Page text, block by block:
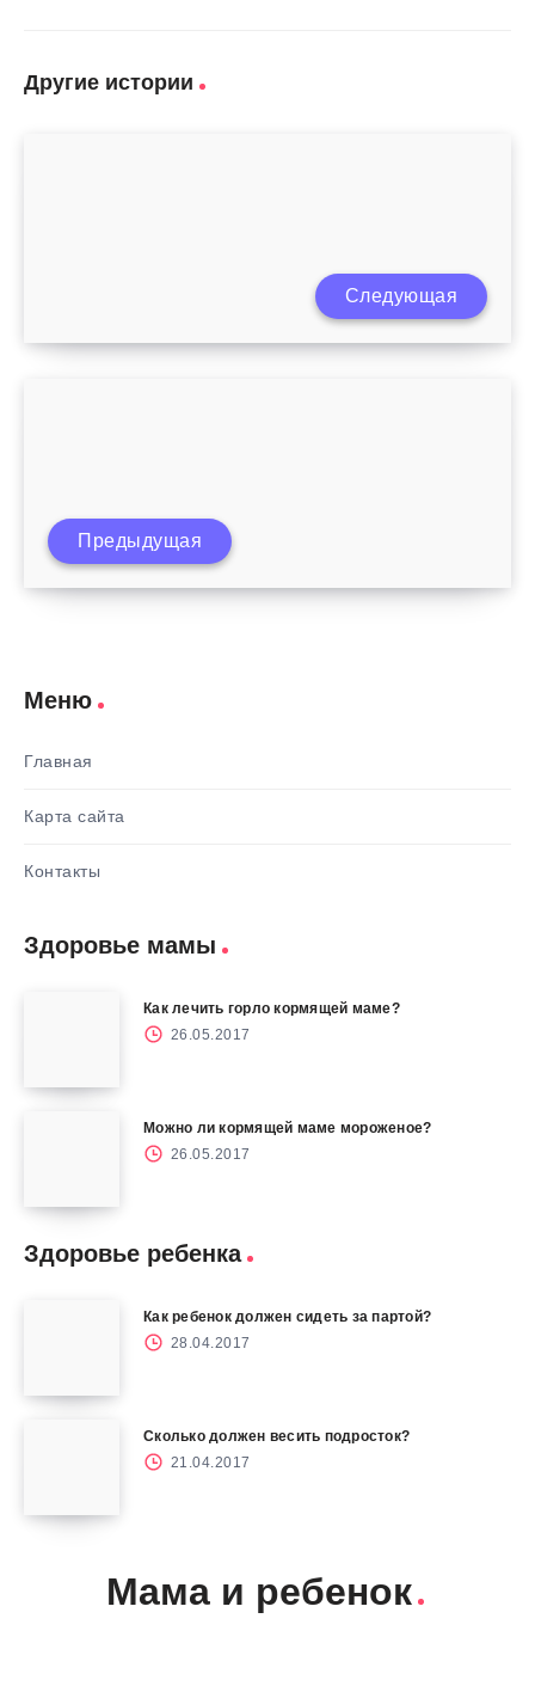
Другие истории
Методы музыкального воспитания
Следующая
Какать больно после родов
Предыдущая
Меню
Главная
Карта сайта
Контакты
Здоровье мамы
Как лечить горло кормящей маме?
26.05.2017
Можно ли кормящей маме мороженое?
26.05.2017
Здоровье ребенка
Как ребенок должен сидеть за партой?
28.04.2017
Сколько должен весить подросток?
21.04.2017
Мама и ребенок